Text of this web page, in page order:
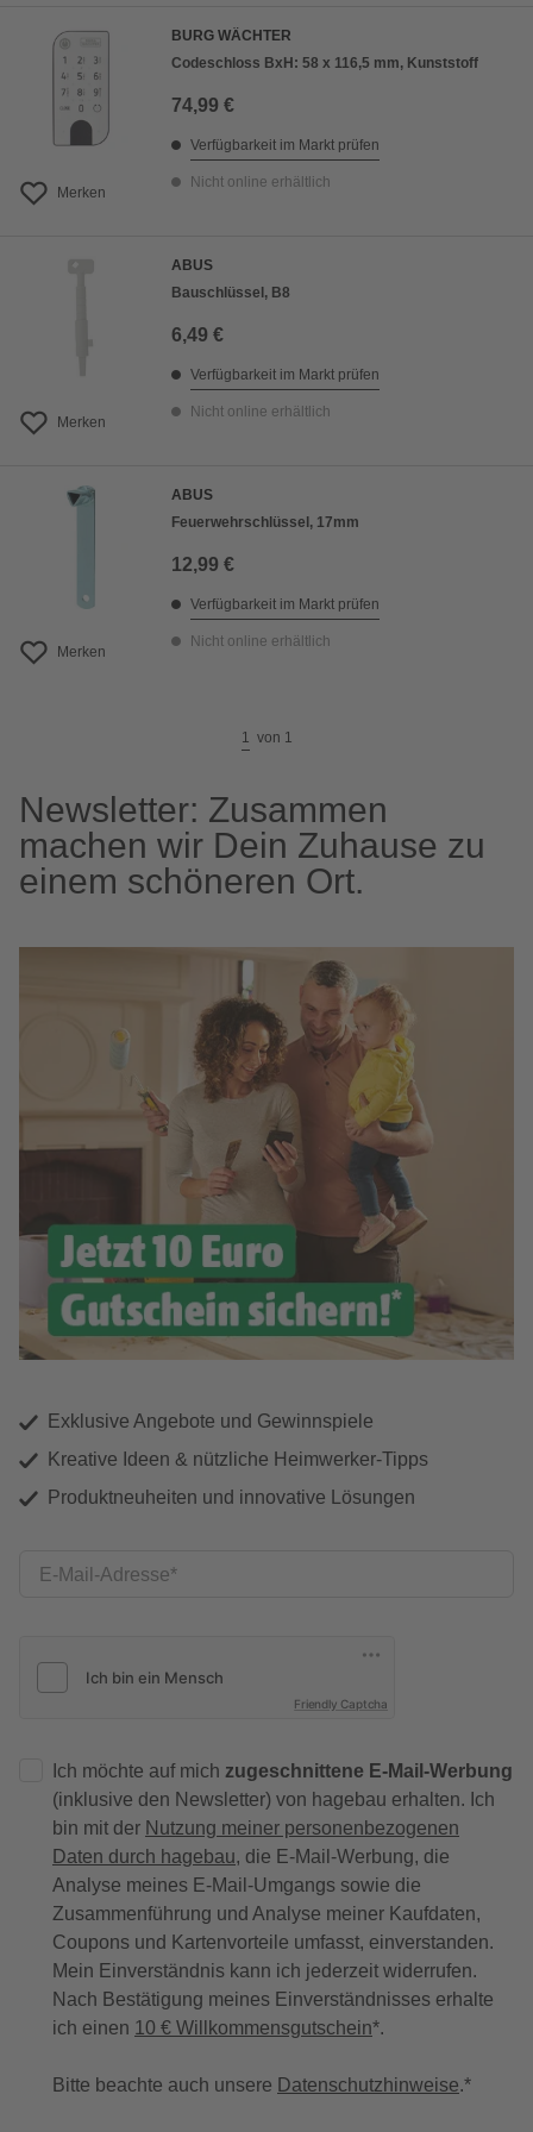
Merken
BURG WÄCHTER
Codeschloss BxH: 58 x 116,5 mm, Kunststoff
74,99 €
Verfügbarkeit im Markt prüfen
Nicht online erhältlich
Merken
ABUS
Bauschlüssel, B8
6,49 €
Verfügbarkeit im Markt prüfen
Nicht online erhältlich
Merken
ABUS
Feuerwehrschlüssel, 17mm
12,99 €
Verfügbarkeit im Markt prüfen
Nicht online erhältlich
1 von 1
Newsletter: Zusammen
machen wir Dein Zuhause zu
einem schöneren Ort.
Exklusive Angebote und Gewinnspiele
Kreative Ideen & nützliche Heimwerker-Tipps
Produktneuheiten und innovative Lösungen
E-Mail-Adresse
Friendly Captcha
Ich möchte auf mich zugeschnittene E-Mail-Werbung
(inklusive den Newsletter) von hagebau erhalten. Ich
bin mit der Nutzung meiner personenbezogenen
Daten durch hagebau, die E-Mail-Werbung, die
Analyse meines E-Mail-Umgangs sowie die
Zusammenführung und Analyse meiner Kaufdaten,
Coupons und Kartenvorteile umfasst, einverstanden.
Mein Einverständnis kann ich jederzeit widerrufen.
Nach Bestätigung meines Einverständnisses erhalte
ich einen 10 € Willkommensgutschein*.
Bitte beachte auch unsere Datenschutzhinweise.